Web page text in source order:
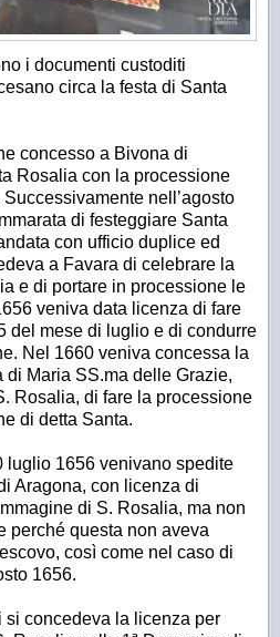
i documenti custoditi
circa la festa di Santa
concesso a Bivona di
Rosalia con la processione
nell’agosto
di festeggiare Santa
con ufficio duplice ed
a Favara di celebrare la
e di portare in processione le
veniva data licenza di fare
del mese di luglio e di condurre
Nel 1660 veniva concessa la
di Maria SS.ma delle Grazie,
Rosalia, di fare la processione
di detta Santa.
luglio 1656 venivano spedite
Aragona, con licenza di
di S. Rosalia, ma non
perché questa non aveva
così come nel caso di
1656.
si concedeva la licenza per